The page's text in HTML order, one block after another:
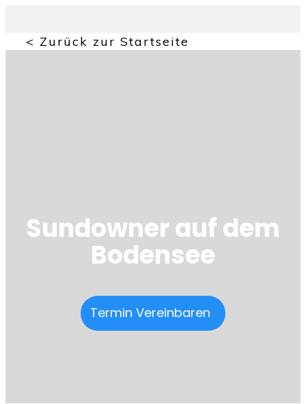
< Zurück zur Startseite
Sundowner auf dem
Bodensee
Termin Vereinbaren